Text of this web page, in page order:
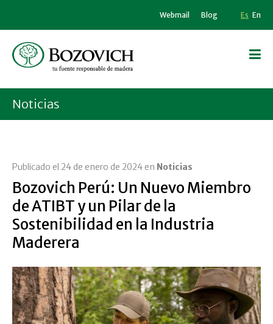
Webmail Blog Es En
Noticias
Publicado el 24 de enero de 2024 en Noticias
Bozovich Perú: Un Nuevo Miembro
de ATIBT y un Pilar de la
Sostenibilidad en la Industria
Maderera